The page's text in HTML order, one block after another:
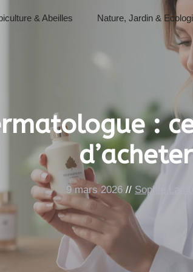
& Abeilles Nature, Jardin &
:
d’acheter
9 mars 2026 // Sophie